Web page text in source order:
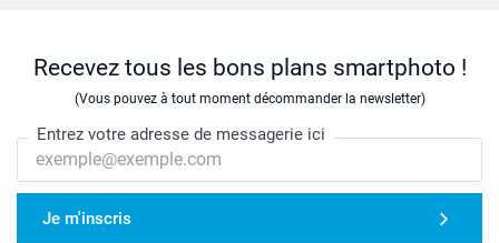
Recevez tous les bons plans smartphoto !
(Vous pouvez à tout moment décommander la newsletter)
Entrez votre adresse de messagerie ici
Je m'inscris